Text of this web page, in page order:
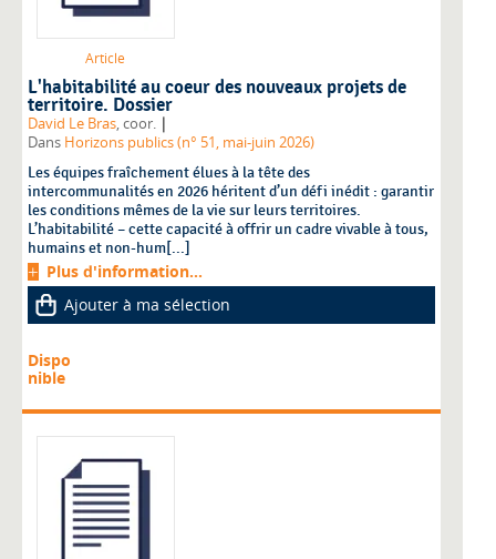
Article
L'habitabilité au coeur des nouveaux projets de
territoire. Dossier
David Le Bras, coor. |
Dans Horizons publics (n° 51, mai-juin 2026)
Les équipes fraîchement élues à la tête des
intercommunalités en 2026 héritent d’un défi inédit : garantir
les conditions mêmes de la vie sur leurs territoires.
L’habitabilité – cette capacité à offrir un cadre vivable à tous,
humains et non-hum[...]
Plus d'information...
Ajouter à ma sélection
Dispo
nible